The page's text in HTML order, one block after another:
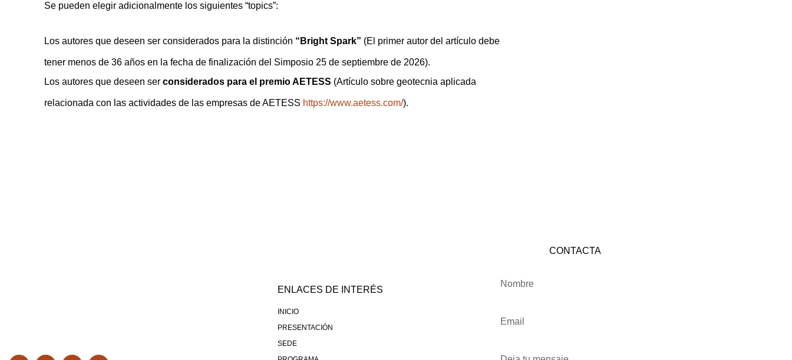
Se pueden elegir adicionalmente los siguientes “topics”:
Los autores que deseen ser considerados para la distinción “Bright Spark” (El primer autor del artículo debe
tener menos de 36 años en la fecha de finalización del Simposio 25 de septiembre de 2026).
Los autores que deseen ser considerados para el premio AETESS (Artículo sobre geotecnia aplicada
relacionada con las actividades de las empresas de AETESS https://www.aetess.com/).
ENLACES DE INTERÉS
INICIO
PRESENTACIÓN
SEDE
CONTACTA